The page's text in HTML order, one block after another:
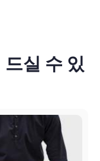
드실 수 있